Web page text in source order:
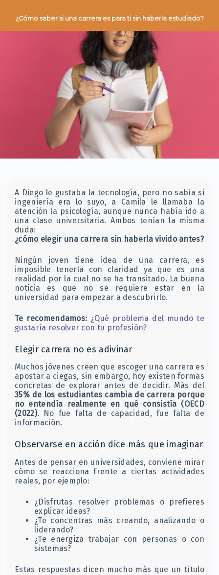
¿Cómo saber si una carrera es para ti sin haberla estudiado?
A Diego le gustaba la tecnología, pero no sabía si
ingeniería era lo suyo, a Camila le llamaba la
atención la psicología, aunque nunca había ido a
una clase universitaria. Ambos tenían la misma
duda:
¿cómo elegir una carrera sin haberla vivido antes?
Ningún joven tiene idea de una carrera, es
imposible tenerla con claridad ya que es una
realidad por la cual no se ha transitado. La buena
noticia es que no se requiere estar en la
universidad para empezar a descubrirlo.
Te recomendamos: ¿Qué problema del mundo te
gustaría resolver con tu profesión?
Elegir carrera no es adivinar
Muchos jóvenes creen que escoger una carrera es
apostar a ciegas, sin embargo, hoy existen formas
concretas de explorar antes de decidir. Más del
35% de los estudiantes cambia de carrera porque
no entendía realmente en qué consistía (OECD
(2022). No fue falta de capacidad, fue falta de
información.
Observarse en acción dice más que imaginar
Antes de pensar en universidades, conviene mirar
cómo se reacciona frente a ciertas actividades
reales, por ejemplo:
¿Disfrutas resolver problemas o prefieres
explicar ideas?
¿Te concentras más creando, analizando o
liderando?
¿Te energiza trabajar con personas o con
sistemas?
Estas respuestas dicen mucho más que un título